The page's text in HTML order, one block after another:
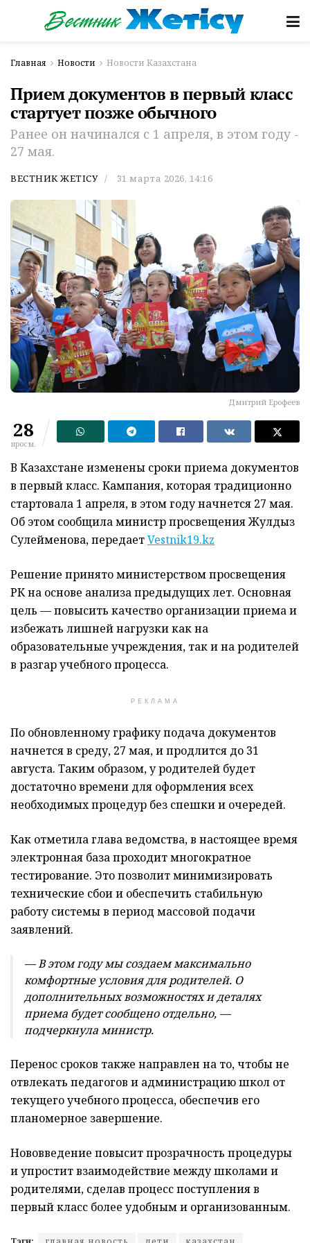
Главная Новости Новости Казахстана
Прием документов в первый класс
стартует позже обычного
Ранее он начинался с 1 апреля, в этом году -
27 мая.
ВЕСТНИК ЖЕТІСУ 31 марта 2026, 14:16
Дмитрий Ерофеев
28
просм.
В Казахстане изменены сроки приема документов
в первый класс. Кампания, которая традиционно
стартовала 1 апреля, в этом году начнется 27 мая.
Об этом сообщила министр просвещения Жулдыз
Сулейменова, передаетVestnik19.kz
Решение принято министерством просвещения
РК на основе анализа предыдущих лет. Основная
цель — повысить качество организации приема и
избежать лишней нагрузки как на
образовательные учреждения, так и на родителей
в разгар учебного процесса.
РЕКЛАМА
По обновленному графику подача документов
начнется в среду, 27 мая, и продлится до 31
августа. Таким образом, у родителей будет
достаточно времени для оформления всех
необходимых процедур без спешки и очередей.
Как отметила глава ведомства, в настоящее время
электронная база проходит многократное
тестирование. Это позволит минимизировать
технические сбои и обеспечить стабильную
работу системы в период массовой подачи
заявлений.
— В этом году мы создаем максимально
комфортные условия для родителей. О
дополнительных возможностях и деталях
приема будет сообщено отдельно, —
подчеркнула министр.
Перенос сроков также направлен на то, чтобы не
отвлекать педагогов и администрацию школ от
текущего учебного процесса, обеспечив его
планомерное завершение.
Нововведение повысит прозрачность процедуры
и упростит взаимодействие между школами и
родителями, сделав процесс поступления в
первый класс более удобным и организованным.